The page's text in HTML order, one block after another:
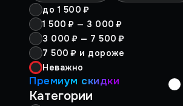
до 1 500 ₽
1 500 ₽ — 3 000 ₽
3 000 ₽ — 7 500 ₽
7 500 ₽ и дороже
Неважно
Премиум скидки
Категории